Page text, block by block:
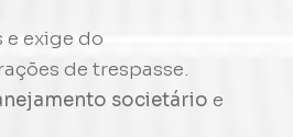
exige do
de trespasse.
societário e